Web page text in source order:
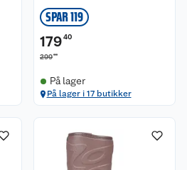
SPAR 119
17940
29900
På lager
På lager i 17 butikker